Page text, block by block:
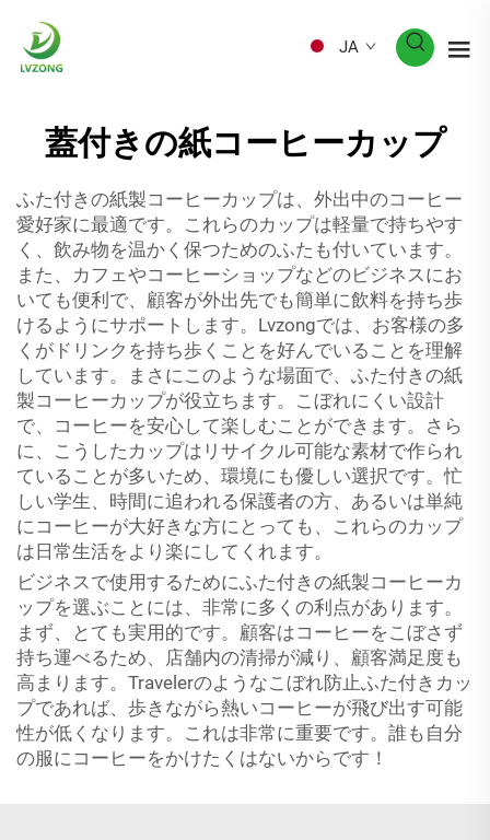
JA
蓋付きの紙コーヒーカップ
ふた付きの紙製コーヒーカップは、外出中のコーヒー
愛好家に最適です。これらのカップは軽量で持ちやす
く、飲み物を温かく保つためのふたも付いています。
また、カフェやコーヒーショップなどのビジネスにお
いても便利で、顧客が外出先でも簡単に飲料を持ち歩
けるようにサポートします。Lvzongでは、お客様の多
くがドリンクを持ち歩くことを好んでいることを理解
しています。まさにこのような場面で、ふた付きの紙
製コーヒーカップが役立ちます。こぼれにくい設計
で、コーヒーを安心して楽しむことができます。さら
に、こうしたカップはリサイクル可能な素材で作られ
ていることが多いため、環境にも優しい選択です。忙
しい学生、時間に追われる保護者の方、あるいは単純
にコーヒーが大好きな方にとっても、これらのカップ
は日常生活をより楽にしてくれます。
ビジネスで使用するためにふた付きの紙製コーヒーカ
ップを選ぶことには、非常に多くの利点があります。
まず、とても実用的です。顧客はコーヒーをこぼさず
持ち運べるため、店舗内の清掃が減り、顧客満足度も
高まります。Travelerのようなこぼれ防止ふた付きカッ
プであれば、歩きながら熱いコーヒーが飛び出す可能
性が低くなります。これは非常に重要です。誰も自分
の服にコーヒーをかけたくはないからです！